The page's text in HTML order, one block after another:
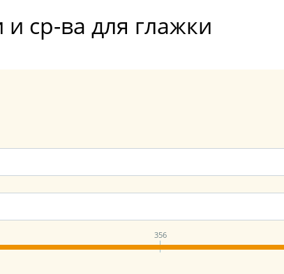
ср-ва для глажки
356